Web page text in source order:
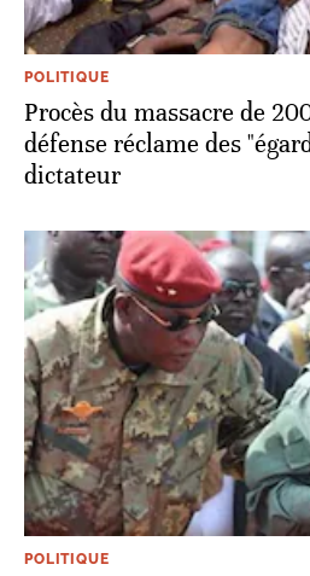
POLITIQUE
Procès du massacre de
défense réclame des
dictateur
POLITIQUE